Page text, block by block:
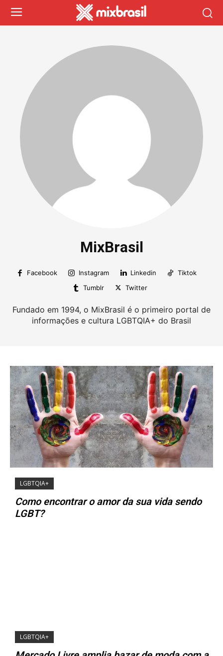
MixBrasil
Facebook Instagram Linkedin
Tiktok
Tumblr
Twitter
Fundado em 1994, o MixBrasil é o primeiro portal de
informações e cultura LGBTQIA+ do Brasil
LGBTQIA+
Como encontrar o amor da sua vida sendo
LGBT?
LGBTQIA+